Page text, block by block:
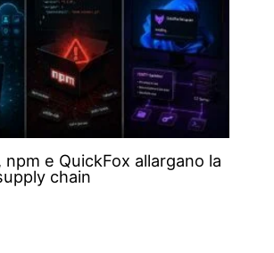
npm e QuickFox allargano la
chain